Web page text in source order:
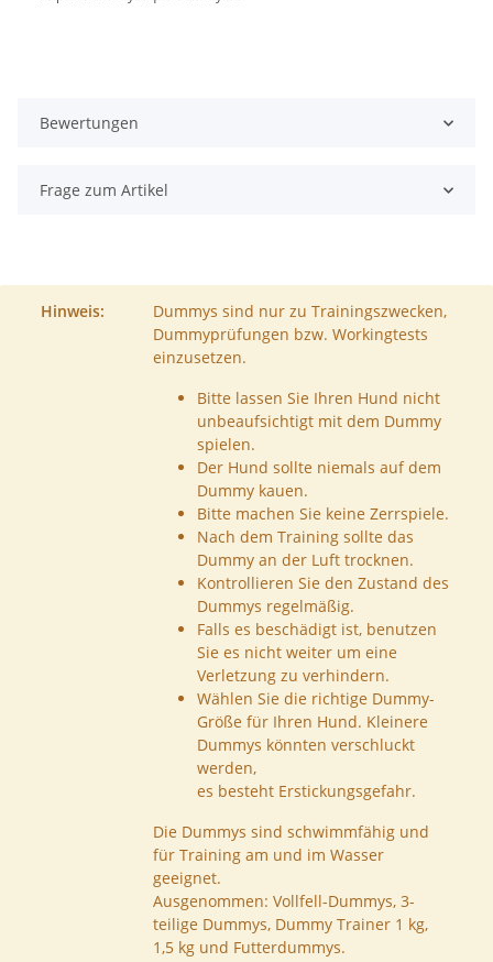
Bewertungen
Frage zum Artikel
Hinweis:
Dummys sind nur zu Trainingszwecken,
Dummyprüfungen bzw. Workingtests
einzusetzen.
Bitte lassen Sie Ihren Hund nicht
unbeaufsichtigt mit dem Dummy
spielen.
Der Hund sollte niemals auf dem
Dummy kauen.
Bitte machen Sie keine Zerrspiele.
Nach dem Training sollte das
Dummy an der Luft trocknen.
Kontrollieren Sie den Zustand des
Dummys regelmäßig.
Falls es beschädigt ist, benutzen
Sie es nicht weiter um eine
Verletzung zu verhindern.
Wählen Sie die richtige Dummy-
Größe für Ihren Hund. Kleinere
Dummys könnten verschluckt
werden,
es besteht Erstickungsgefahr.
Die Dummys sind schwimmfähig und
für Training am und im Wasser
geeignet.
Ausgenommen: Vollfell-Dummys, 3-
teilige Dummys, Dummy Trainer 1 kg,
1,5 kg und Futterdummys.